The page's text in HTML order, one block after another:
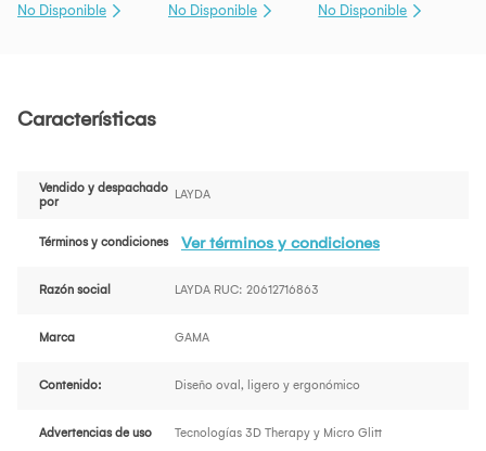
No Disponible
No Disponible
No Disponible
Características
Vendido y despachado
por
LAYDA
Términos y condiciones Ver términos y condiciones
Razón social LAYDA RUC: 20612716863
Marca GAMA
Contenido: Diseño oval, ligero y ergonómico
Advertencias de uso Tecnologías 3D Therapy y Micro Glitt